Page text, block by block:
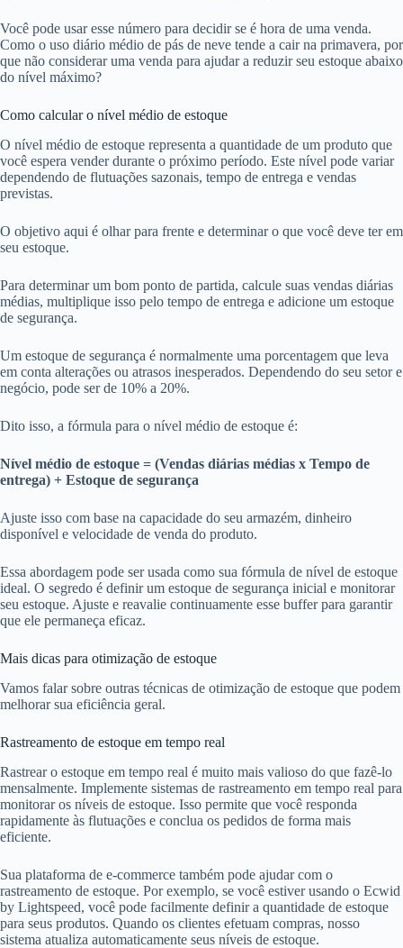
Você pode usar esse número para decidir se é hora de uma venda.
Como o uso diário médio de pás de neve tende a cair na primavera, por
que não considerar uma venda para ajudar a reduzir seu estoque abaixo
do nível máximo?
Como calcular o nível médio de estoque
O nível médio de estoque representa a quantidade de um produto que
você espera vender durante o próximo período. Este nível pode variar
dependendo de flutuações sazonais, tempo de entrega e vendas
previstas.
O objetivo aqui é olhar para frente e determinar o que você deve ter em
seu estoque.
Para determinar um bom ponto de partida, calcule suas vendas diárias
médias, multiplique isso pelo tempo de entrega e adicione um estoque
de segurança.
Um estoque de segurança é normalmente uma porcentagem que leva
em conta alterações ou atrasos inesperados. Dependendo do seu setor e
negócio, pode ser de 10% a 20%.
Dito isso, a fórmula para o nível médio de estoque é:
Nível médio de estoque = (Vendas diárias médias x Tempo de
entrega) + Estoque de segurança
Ajuste isso com base na capacidade do seu armazém, dinheiro
disponível e velocidade de venda do produto.
Essa abordagem pode ser usada como sua fórmula de nível de estoque
ideal. O segredo é definir um estoque de segurança inicial e monitorar
seu estoque. Ajuste e reavalie continuamente esse buffer para garantir
que ele permaneça eficaz.
Mais dicas para otimização de estoque
Vamos falar sobre outras técnicas de otimização de estoque que podem
melhorar sua eficiência geral.
Rastreamento de estoque em tempo real
Rastrear o estoque em tempo real é muito mais valioso do que fazê-lo
mensalmente. Implemente sistemas de rastreamento em tempo real para
monitorar os níveis de estoque. Isso permite que você responda
rapidamente às flutuações e conclua os pedidos de forma mais
eficiente.
Sua plataforma de e-commerce também pode ajudar com o
rastreamento de estoque. Por exemplo, se você estiver usando o Ecwid
by Lightspeed, você pode facilmente definir a quantidade de estoque
para seus produtos. Quando os clientes efetuam compras, nosso
sistema atualiza automaticamente seus níveis de estoque.